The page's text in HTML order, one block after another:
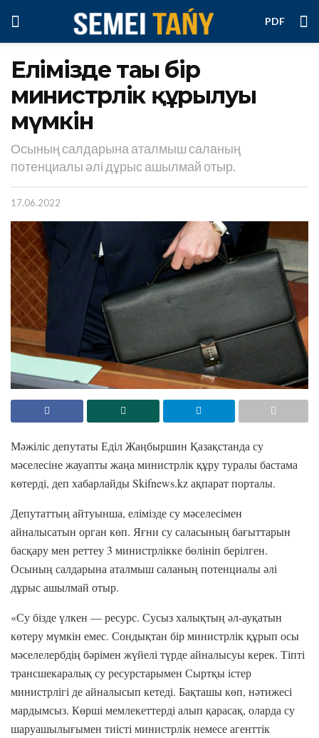
PDF
Елімізде тағы бір
министрлік құрылуы
мүмкін
Осының салдарына аталмыш саланың
потенциалы әлі дұрыс ашылмай отыр.
17.06.2022
Мәжіліс депутаты Еділ Жаңбыршин Қазақстанда су
мәселесіне жауапты жаңа министрлік құру туралы бастама
көтерді, деп хабарлайды Skifnews.kz ақпарат порталы.
Депутаттың айтуынша, елімізде су мәселесімен
айналысатын орган көп. Яғни су саласының бағыттарын
басқару мен реттеу 3 министрлікке бөлініп берілген.
Осының салдарына аталмыш саланың потенциалы әлі
дұрыс ашылмай отыр.
«Су бізде үлкен — ресурс. Сусыз халықтың әл-ауқатын
көтеру мүмкін емес. Сондықтан бір министрлік құрып осы
мәселелербдің бәрімен жүйелі түрде айналысуы керек. Тіпті
трансшекаралық су ресурстарымен Сыртқы істер
министрлігі де айналысып кетеді. Бақташы көп, нәтижесі
мардымсыз. Көрші мемлекеттерді алып қарасақ, оларда су
шаруашылығымен тиісті министрлік немесе агенттік